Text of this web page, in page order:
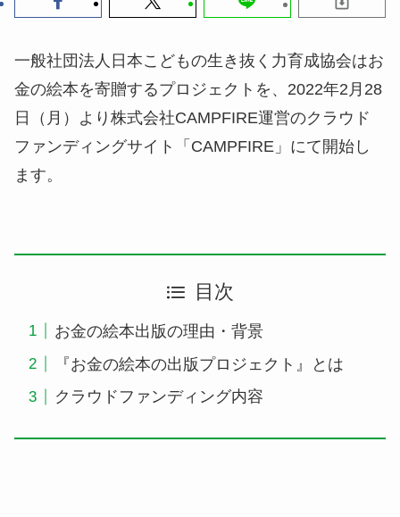
一般社団法人日本こどもの生き抜く力育成協会はお
金の絵本を寄贈するプロジェクトを、2022年2月28
日（月）より株式会社CAMPFIRE運営のクラウド
ファンディングサイト「CAMPFIRE」にて開始し
ます。
目次
お金の絵本出版の理由・背景
『お金の絵本の出版プロジェクト』とは
クラウドファンディング内容